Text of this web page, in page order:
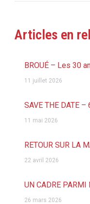
Articles en
BROUÉ – Les 30
11 juillet 2026
SAVE THE DATE
11 mai 2026
RETOUR SUR LA
22 avril 2026
UN CADRE PARMI
26 mars 2026